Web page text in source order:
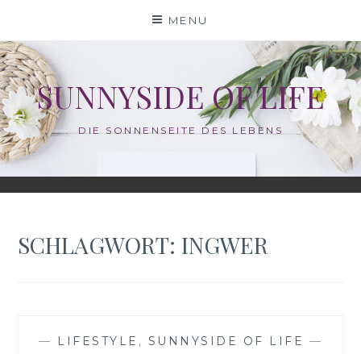
content
MENU
SUNNYSIDE OF LIFE
DIE SONNENSEITE DES LEBENS
SCHLAGWORT:INGWER
— LIFESTYLE , SUNNYSIDE OF LIFE —